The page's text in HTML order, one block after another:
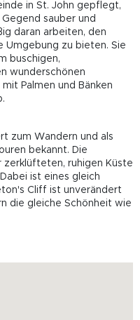
in St. John gepflegt,
sauber und
daran arbeiten, den
Umgebung zu bieten. Sie
buschigen,
wunderschönen
Palmen und Bänken
zum Wandern und als
bekannt. Die
zerklüfteten, ruhigen Küste
ist eines gleich
Cliff ist unverändert
die gleiche Schönheit wie